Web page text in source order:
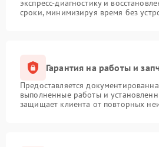
экспресс-диагностику и
сроки, минимизируя время без
Гарантия на работы и
Предоставляется
выполненные работы и
защищает клиента от повторных